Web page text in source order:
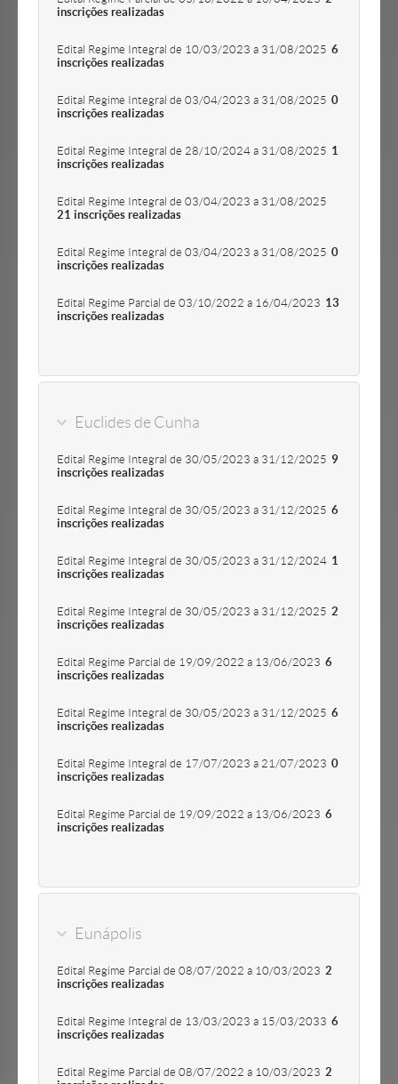
inscrições realizadas
Edital Regime Integral de 10/03/2023 a 31/08/2025 6
inscrições realizadas
Edital Regime Integral de 03/04/2023 a 31/08/2025 0
inscrições realizadas
Edital Regime Integral de 28/10/2024 a 31/08/2025 1
inscrições realizadas
Edital Regime Integral de 03/04/2023 a 31/08/2025
21 inscrições realizadas
Edital Regime Integral de 03/04/2023 a 31/08/2025 0
inscrições realizadas
Edital Regime Parcial de 03/10/2022 a 16/04/2023 13
inscrições realizadas
Euclides de Cunha
Edital Regime Integral de 30/05/2023 a 31/12/2025 9
inscrições realizadas
Edital Regime Integral de 30/05/2023 a 31/12/2025 6
inscrições realizadas
Edital Regime Integral de 30/05/2023 a 31/12/2024 1
inscrições realizadas
Edital Regime Integral de 30/05/2023 a 31/12/2025 2
inscrições realizadas
Edital Regime Parcial de 19/09/2022 a 13/06/2023 6
inscrições realizadas
Edital Regime Integral de 30/05/2023 a 31/12/2025 6
inscrições realizadas
Edital Regime Integral de 17/07/2023 a 21/07/2023 0
inscrições realizadas
Edital Regime Parcial de 19/09/2022 a 13/06/2023 6
inscrições realizadas
Eunápolis
Edital Regime Parcial de 08/07/2022 a 10/03/2023 2
inscrições realizadas
Edital Regime Integral de 13/03/2023 a 15/03/2033 6
inscrições realizadas
Edital Regime Parcial de 08/07/2022 a 10/03/2023 2